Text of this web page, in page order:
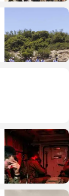
חרדים